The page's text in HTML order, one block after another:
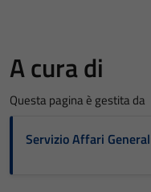
A cura di
Questa pagina è gestita da
Servizio Affari